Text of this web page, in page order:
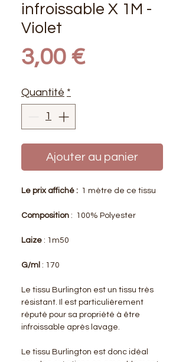
infroissable X 1M -
Violet
3,00 €Prix
Quantité *
Ajouter au panier
Le prix affiché : 1 mètre de ce tissu
Composition : 100% Polyester
Laize : 1m50
G/ml : 170
Le tissu Burlington est un tissu très
résistant. Il est particulièrement
réputé pour sa propriété à être
infroissable après lavage.
Le tissu Burlington est donc idéal